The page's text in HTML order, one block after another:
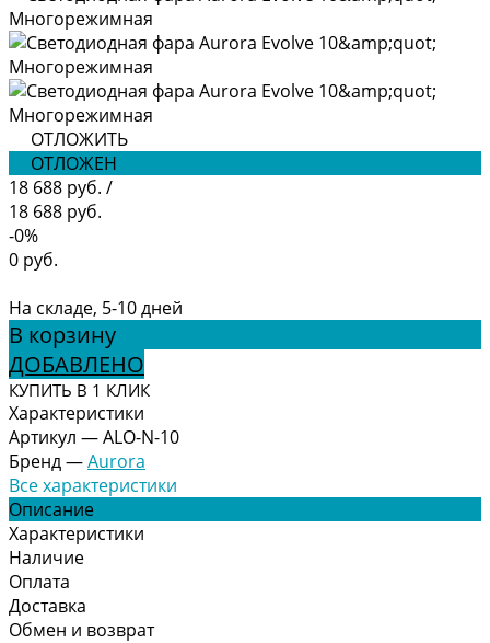
ОТЛОЖИТЬ
ОТЛОЖЕН
18 688 руб. /
18 688 руб.
-0%
0 руб.
На складе, 5-10 дней
В корзину
ДОБАВЛЕНО
КУПИТЬ В 1 КЛИК
Характеристики
Артикул —ALO-N-10
Бренд—Aurora
Все характеристики
Описание
Характеристики
Наличие
Оплата
Доставка
Обмен и возврат